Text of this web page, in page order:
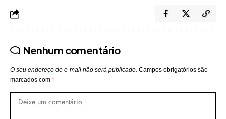
Nenhum comentário
O seu endereço de e-mail não será publicado. Campos obrigatórios são
marcados com *